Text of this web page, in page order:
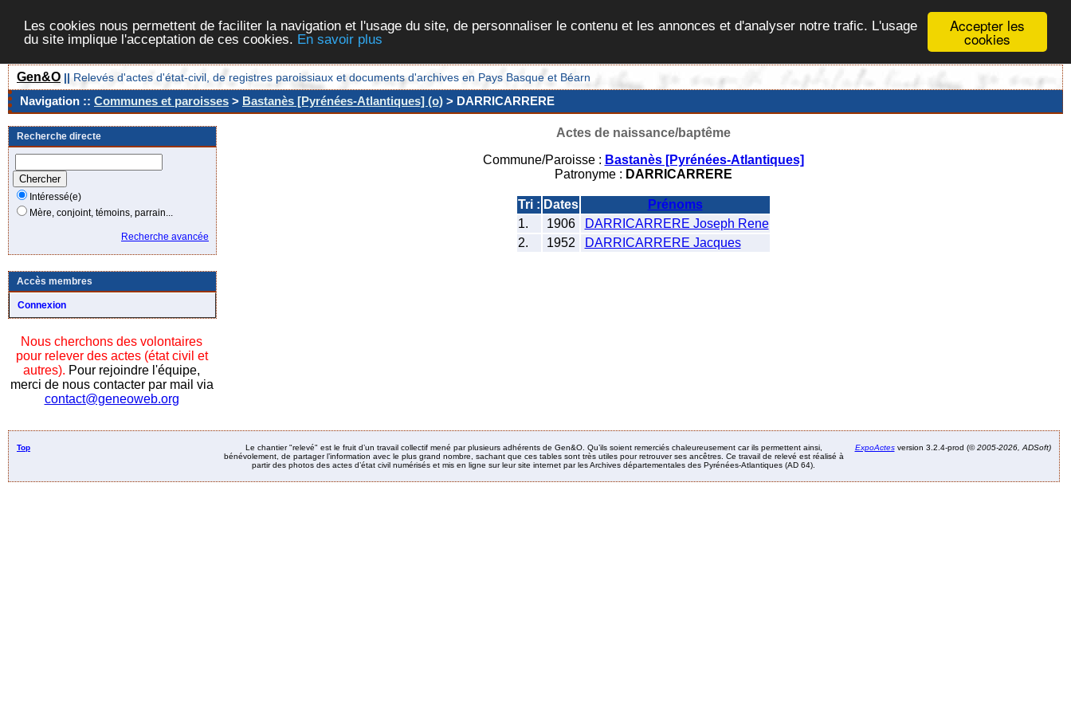
Accepter les
cookies
Les cookies nous permettent de faciliter la navigation et l'usage du site, de personnaliser le contenu et les annonces et d'analyser notre trafic. L'usage
du site implique l'acceptation de ces cookies. En savoir plus
Gen&O || Relevés d'actes d'état-civil, de registres paroissiaux et documents d'archives en Pays Basque et Béarn
Navigation :: Communes et paroisses > Bastanès [Pyrénées-Atlantiques] (o) > DARRICARRERE
Recherche directe
Intéressé(e)
Mère, conjoint, témoins, parrain...
Recherche avancée
Accès membres
Connexion
Nous cherchons des volontaires
pour relever des actes (état civil et
autres). Pour rejoindre l'équipe,
merci de nous contacter par mail via
contact@geneoweb.org
Actes de naissance/baptême
Commune/Paroisse : Bastanès [Pyrénées-Atlantiques]
Patronyme : DARRICARRERE
Tri : Dates
Prénoms
1.
1906
DARRICARRERE Joseph Rene
2.
1952 DARRICARRERE Jacques
Top
Le chantier "relevé" est le fruit d’un travail collectif mené par plusieurs adhérents de Gen&O. Qu’ils soient remerciés chaleureusement car ils permettent ainsi,
bénévolement, de partager l’information avec le plus grand nombre, sachant que ces tables sont très utiles pour retrouver ses ancêtres. Ce travail de relevé est réalisé à
partir des photos des actes d’état civil numérisés et mis en ligne sur leur site internet par les Archives départementales des Pyrénées-Atlantiques (AD 64).
ExpoActesversion 3.2.4-prod (©2005-2026, ADSoft)